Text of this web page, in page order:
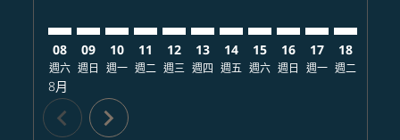
08
週六
8月
09
週日
10
週一
11
週二
12
週三
13
週四
14
週五
15
週六
16
週日
17
週一
18
週二
chevron_left chevron_right